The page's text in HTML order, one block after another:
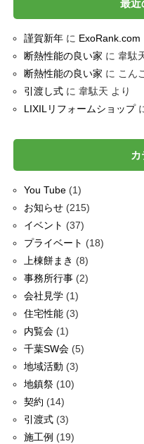
最近
謹賀新年に ExoRank.com
断熱性能の良い家 に 韋駄
断熱性能の良い家 に こん
引渡し式に 韋駄天 より
LIXILリフォームショップ
You Tube(1)
お知らせ(215)
イベント (37)
プライベート (18)
上棟餅まき (8)
事務所行事(2)
会社見学(1)
住宅性能(3)
内覧会(1)
千葉SW会(5)
地域活動 (3)
地鎮祭(10)
契約 (14)
引渡式(3)
施工例 (19)